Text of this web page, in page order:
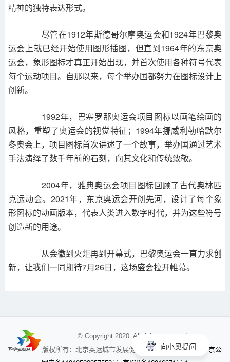
精神的独特表达形式。
尽管在1912年斯德哥尔摩奥运会和1924年巴黎奥
运会上就已经开始使用图形插图，但直到1964年的东京奥
运会，象形图标才真正开始出现，并首次使用各种符号代表
每个运动项目。自那以来，每个举办国都努力在图标设计上
创新。
1992年，巴塞罗那奥运会项目图标以画笔绘画的
风格，重塑了奥运会的视觉特征；1994年挪威利勒哈默尔
冬奥会上，项目图标首次讲述了一个故事，举办国通过艺术
手法演绎了数千年前的石刻，向其文化和传统致敬。
2004年，雅典奥运会项目图标回顾了古代奥林匹
克运动会。2021年，东京奥运会开创先河，设计了每个象
形图标的动画版本，代表人类进入数字时代，并为这些符号
创造新的用途。
从会徽到火炬再到开幕式，巴黎奥运会一直力求创
新，让我们一同期待7月26日，这场盛会拉开帷幕。
向小奥提问
© Copyright 2020. All rights reserved
版权所有：北京奥运城市发展促进会 未经授权不得使用 京公